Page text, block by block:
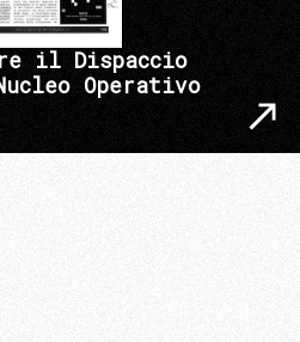
il Dispaccio
Operativo